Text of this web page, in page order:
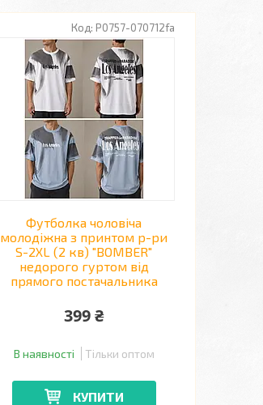
P0757-070712fa
Футболка чоловіча
молодіжна з принтом р-ри
S-2XL (2 кв) "BOMBER"
недорого гуртом від
прямого постачальника
399 ₴
В наявності Тільки оптом
КУПИТИ